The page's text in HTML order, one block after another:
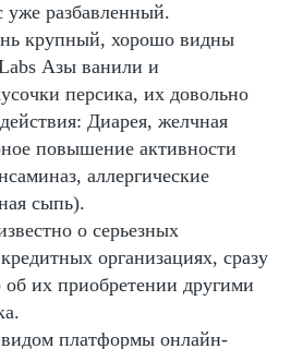
уже разбавленный.
крупный, хорошо видны
Азы ванили и
персика, их довольно
Диарея, желчная
повышение активности
аллергические
сыпь).
о серьезных
организациях, сразу
об их приобретении другими
платформы онлайн-